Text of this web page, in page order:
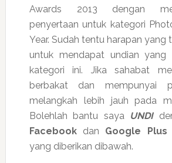
Awards 2013 dengan
penyertaan untuk kategori
Year. Sudah tentu harapan yang
untuk mendapat undian yang
kategori ini. Jika sahabat
berbakat dan mempunyai
melangkah lebih jauh pada
Bolehlah bantu saya UNDI
Facebookdan Google Plus
yang diberikan dibawah.